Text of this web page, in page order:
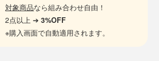
対象商品なら組み合わせ自由！
2点以上 ➔3%OFF
※購入画面で自動適用されます。